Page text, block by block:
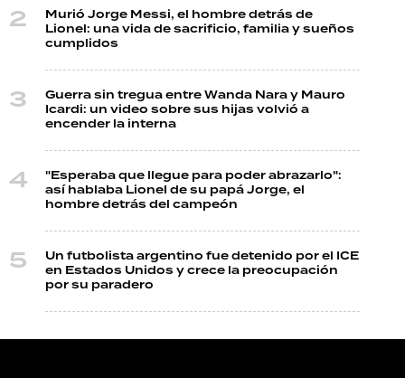
Murió Jorge Messi, el hombre detrás de
Lionel: una vida de sacrificio, familia y sueños
cumplidos
Guerra sin tregua entre Wanda Nara y Mauro
Icardi: un video sobre sus hijas volvió a
encender la interna
"Esperaba que llegue para poder abrazarlo":
así hablaba Lionel de su papá Jorge, el
hombre detrás del campeón
Un futbolista argentino fue detenido por el ICE
en Estados Unidos y crece la preocupación
por su paradero